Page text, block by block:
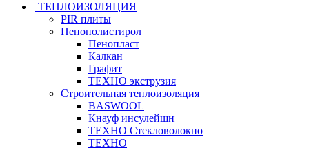
ТЕПЛОИЗОЛЯЦИЯ
PIR плиты
Пенополистирол
Пенопласт
Калкан
Графит
ТЕХНО экструзия
Строительная теплоизоляция
BASWOOL
Кнауф инсулейшн
ТЕХНО Стекловолокно
ТЕХНО